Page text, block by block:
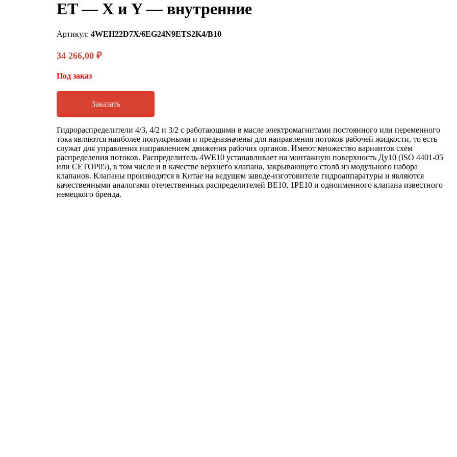
ET — X и Y — внутренние
Артикул:4WEH22D7X/6EG24N9ETS2K4/B10
34 266,00₽
Под заказ
Заказать
Гидрораспределители 4/3, 4/2 и 3/2 с работающими в масле электромагнитами постоянного или переменного
тока являются наиболее популярными и предназначены для направления потоков рабочей жидкости, то есть
служат для управления направлением движения рабочих органов. Имеют множество вариантов схем
распределения потоков. Распределитель 4WE10 устанавливает на монтажную поверхность Ду10 (ISO 4401-05
или CETOP05), в том числе и в качестве верхнего клапана, закрывающего столб из модульного набора
клапанов. Клапаны производятся в Китае на ведущем заводе-изготовителе гидроаппаратуры и являются
качественными аналогами отечественных распределителей ВЕ10, 1РЕ10 и одноименного клапана известного
немецкого бренда.